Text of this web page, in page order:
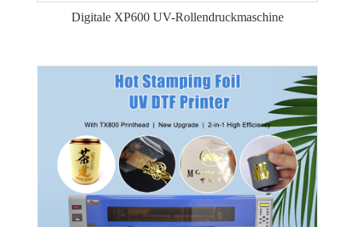
Digitale XP600 UV-Rollendruckmaschine